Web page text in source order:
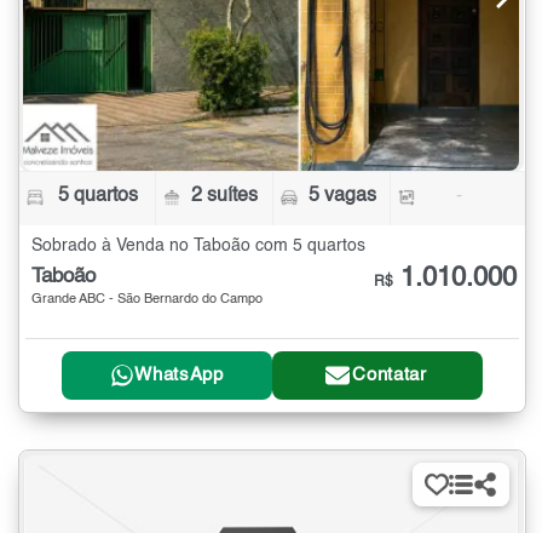
5 quartos 2 suítes 5 vagas -
Sobrado à Venda no Taboão com 5 quartos
Taboão
Grande ABC - São Bernardo do Campo
R$ 1.010.000
WhatsApp Contatar